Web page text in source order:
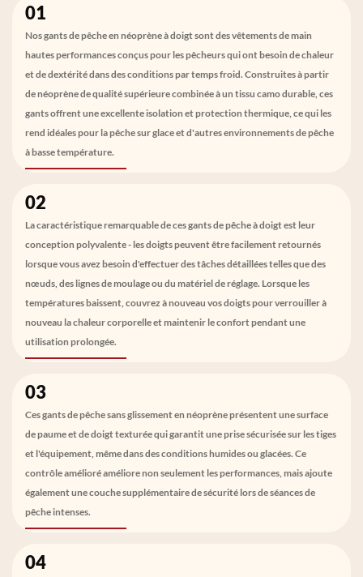
01
Nos gants de pêche en néoprène à doigt sont des vêtements de main
hautes performances conçus pour les pêcheurs qui ont besoin de chaleur
et de dextérité dans des conditions par temps froid. Construites à partir
de néoprène de qualité supérieure combinée à un tissu camo durable, ces
gants offrent une excellente isolation et protection thermique, ce qui les
rend idéales pour la pêche sur glace et d'autres environnements de pêche
à basse température.
02
La caractéristique remarquable de ces gants de pêche à doigt est leur
conception polyvalente - les doigts peuvent être facilement retournés
lorsque vous avez besoin d'effectuer des tâches détaillées telles que des
nœuds, des lignes de moulage ou du matériel de réglage. Lorsque les
températures baissent, couvrez à nouveau vos doigts pour verrouiller à
nouveau la chaleur corporelle et maintenir le confort pendant une
utilisation prolongée.
03
Ces gants de pêche sans glissement en néoprène présentent une surface
de paume et de doigt texturée qui garantit une prise sécurisée sur les tiges
et l'équipement, même dans des conditions humides ou glacées. Ce
contrôle amélioré améliore non seulement les performances, mais ajoute
également une couche supplémentaire de sécurité lors de séances de
pêche intenses.
04